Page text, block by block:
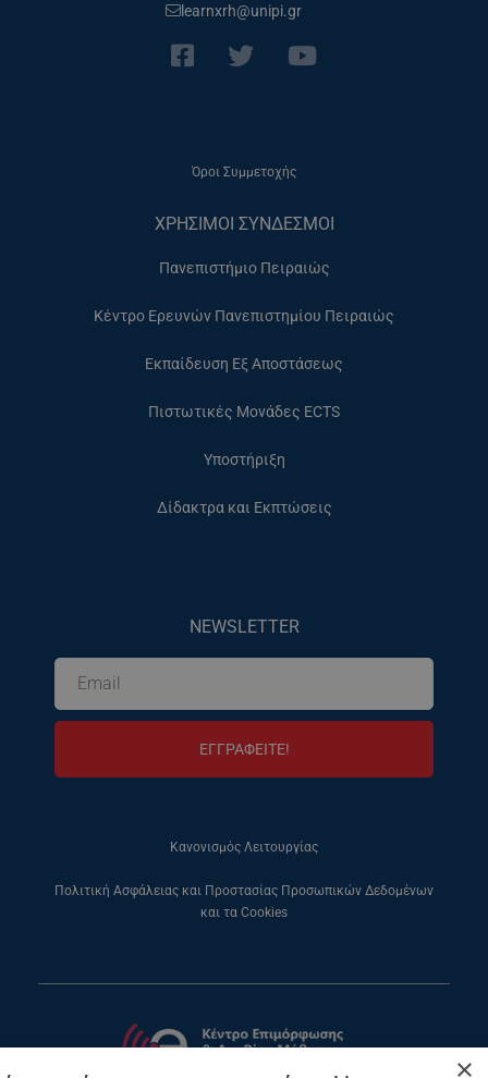
learnxrh@unipi.gr
Όροι Συμμετοχής
ΧΡΗΣΙΜΟΙ ΣΥΝΔΕΣΜΟΙ
Πανεπιστήμιο Πειραιώς
Κέντρο Ερευνών Πανεπιστημίου Πειραιώς
Εκπαίδευση Εξ Αποστάσεως
Πιστωτικές Μονάδες ECTS
Υποστήριξη
Δίδακτρα και Εκπτώσεις
NEWSLETTER
ΕΓΓΡΑΦΕΙΤΕ!
Κανονισμός Λειτουργίας
Πολιτική Ασφάλειας και Προστασίας Προσωπικών Δεδομένων
και τα Cookies
×